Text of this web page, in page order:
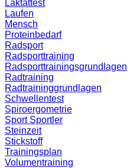
Laktattest
Laufen
Mensch
Proteinbedarf
Radsport
Radsporttraining
Radsporttrainingsgrundlagen
Radtraining
Radtraininggrundlagen
Schwellentest
Spiroergometrie
Sport Sportler
Steinzeit
Stickstoff
Trainingsplan
Volumentraining